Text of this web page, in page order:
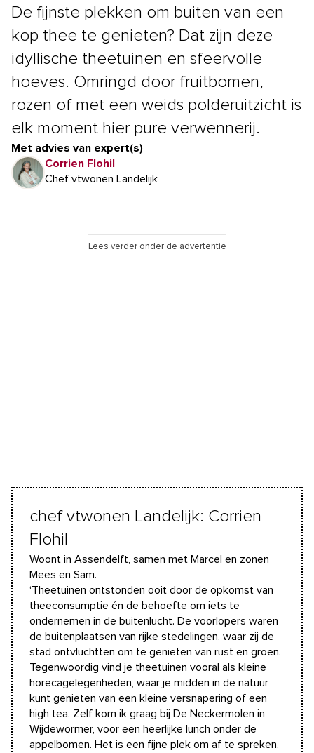
De fijnste plekken om buiten van een
kop thee te genieten? Dat zijn deze
idyllische theetuinen en sfeervolle
hoeves. Omringd door fruitbomen,
rozen of met een weids polderuitzicht is
elk moment hier pure verwennerij.
Met advies van expert(s)
Corrien Flohil
Chef vtwonen Landelijk
Lees verder onder de advertentie
chef vtwonen Landelijk: Corrien
Flohil
Woont in Assendelft, samen met Marcel en zonen
Mees en Sam.
‘Theetuinen ontstonden ooit door de opkomst van
theeconsumptie én de behoefte om iets te
ondernemen in de buitenlucht. De voorlopers waren
de buitenplaatsen van rijke stedelingen, waar zij de
stad ontvluchtten om te genieten van rust en groen.
Tegenwoordig vind je theetuinen vooral als kleine
horecagelegenheden, waar je midden in de natuur
kunt genieten van een kleine versnapering of een
high tea. Zelf kom ik graag bij De Neckermolen in
Wijdewormer, voor een heerlijke lunch onder de
appelbomen. Het is een fijne plek om af te spreken,